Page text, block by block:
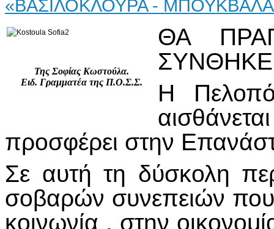
Της Σοφίας Κωστούλα.
Ειδ. Γραμματέα της Π.Ο.Σ.Σ.
ΘΑ
Η
προσφέρει στην
Σε αυτή τη δύσκολη
σοβαρών συνεπειών που
κοινωνία , στην